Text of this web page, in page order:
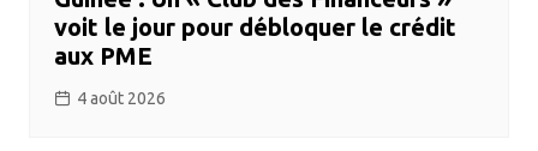
voit le jour pour débloquer le crédit
aux PME
4 août 2026